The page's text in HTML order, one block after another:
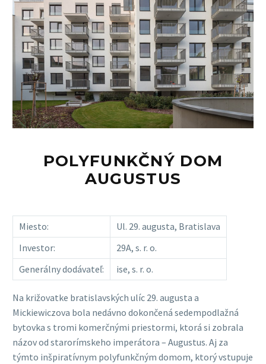
POLYFUNKČNÝ DOM
AUGUSTUS
Miesto:
Ul. 29. augusta, Bratislava
Investor:
29A, s. r. o.
Generálny dodávateľ:
ise, s. r. o.
Na križovatke bratislavských ulíc 29. augusta a
Mickiewiczova bola nedávno dokončená sedempodlažná
bytovka s tromi komerčnými priestormi, ktorá si zobrala
názov od starorímskeho imperátora – Augustus. Aj za
týmto inšpiratívnym polyfunkčným domom, ktorý vstupuje